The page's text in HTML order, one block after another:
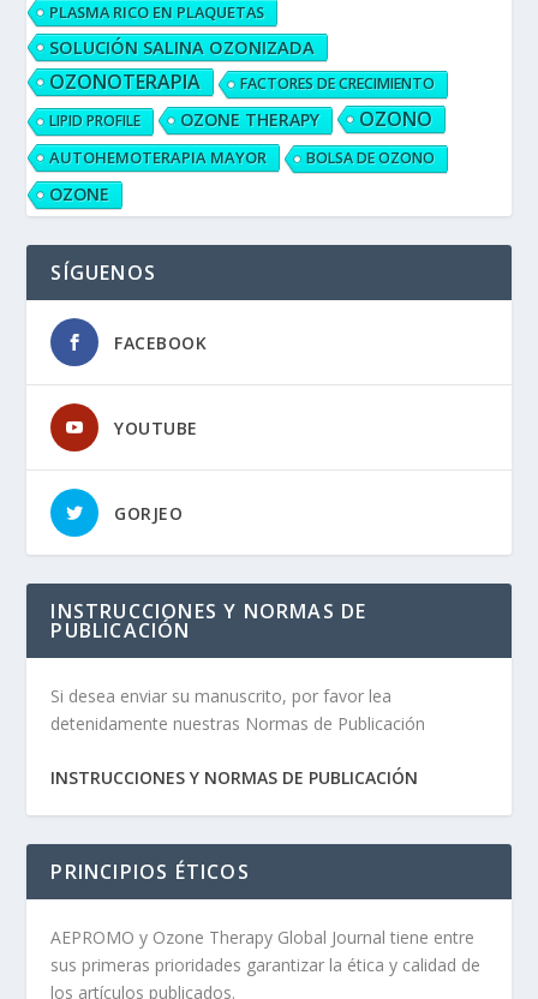
PLASMA RICO EN PLAQUETAS
SOLUCIÓN SALINA OZONIZADA
OZONOTERAPIA
FACTORES DE CRECIMIENTO
LIPID PROFILE
OZONE THERAPY OZONO
AUTOHEMOTERAPIA MAYOR BOLSA DE OZONO
OZONE
SÍGUENOS
FACEBOOK
YOUTUBE
GORJEO
INSTRUCCIONES Y NORMAS DE
PUBLICACIÓN
Si desea enviar su manuscrito, por favor lea
detenidamente nuestras Normas de Publicación
INSTRUCCIONES Y NORMAS DE PUBLICACIÓN
PRINCIPIOS ÉTICOS
AEPROMO y Ozone Therapy Global Journal tiene entre
sus primeras prioridades garantizar la ética y calidad de
los artículos publicados.